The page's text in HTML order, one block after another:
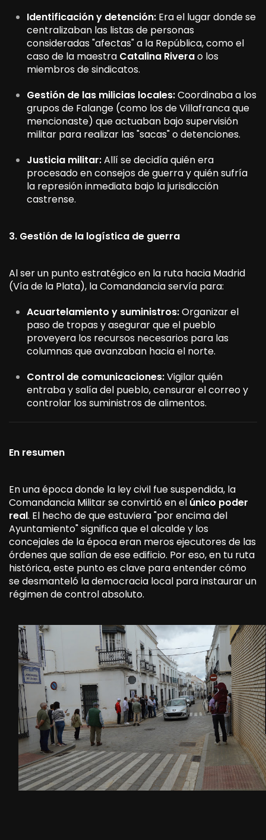
Identificación y detención: Era el lugar donde se
centralizaban las listas de personas
consideradas "afectas" a la República, como el
caso de la maestra Catalina Riverao los
miembros de sindicatos.
Gestión de las milicias locales:Coordinaba a los
grupos de Falange (como los de Villafranca que
mencionaste) que actuaban bajo supervisión
militar para realizar las "sacas" o detenciones.
Justicia militar:Allí se decidía quién era
procesado en consejos de guerra y quién sufría
la represión inmediata bajo la jurisdicción
castrense.
3. Gestión de la logística de guerra
Al ser un punto estratégico en la ruta hacia Madrid
(Vía de la Plata), la Comandancia servía para:
Acuartelamiento y suministros:Organizar el
paso de tropas y asegurar que el pueblo
proveyera los recursos necesarios para las
columnas que avanzaban hacia el norte.
Control de comunicaciones:Vigilar quién
entraba y salía del pueblo, censurar el correo y
controlar los suministros de alimentos.
En resumen
En una época donde la ley civil fue suspendida, la
Comandancia Militar se convirtió en el único poder
real. El hecho de que estuviera "por encima del
Ayuntamiento" significa que el alcalde y los
concejales de la época eran meros ejecutores de las
órdenes que salían de ese edificio. Por eso, en tu ruta
histórica, este punto es clave para entender cómo
se desmanteló la democracia local para instaurar un
régimen de control absoluto.